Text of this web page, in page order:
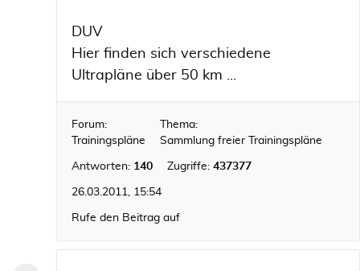
DUV
Hier finden sich verschiedene
Ultrapläne über 50 km ...
Forum:
Trainingspläne
Thema:
Sammlung freier Trainingspläne
Antworten: 140 Zugriffe: 437377
26.03.2011, 15:54
Rufe den Beitrag auf